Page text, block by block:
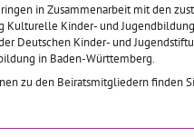
in Zusammenarbeit mit den
Kulturelle Kinder- und
Deutschen Kinder- und
in Baden-Württemberg.
zu den Beiratsmitgliedern finden